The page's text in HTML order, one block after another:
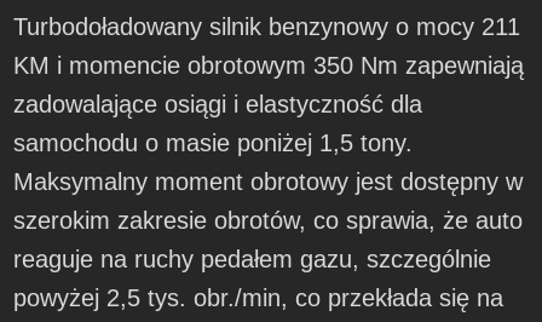
Turbodoładowany silnik benzynowy o mocy 211
KM i momencie obrotowym 350 Nm zapewniają
zadowalające osiągi i elastyczność dla
samochodu o masie poniżej 1,5 tony.
Maksymalny moment obrotowy jest dostępny w
szerokim zakresie obrotów, co sprawia, że auto
reaguje na ruchy pedałem gazu, szczególnie
powyżej 2,5 tys. obr./min, co przekłada się na